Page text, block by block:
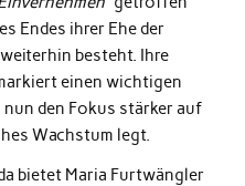
Endes ihrer Ehe der
besteht. Ihre
einen wichtigen
nun den Fokus stärker auf
Wachstum legt.
bietet Maria Furtwängler